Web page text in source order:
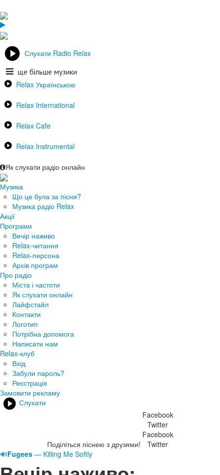
Слухати Radio Relax
ще більше музики
Relax Українською
Relax International
Relax Cafe
Relax Instrumental
Як слухати радіо онлайн
Музика
Що це була за пісня?
Музика радіо Relax
Акції
Програми
Вечір наживо
Relax-читання
Relax-персона
Архів програм
Про радіо
Міста і частоти
Як слухати онлайн
Лайфстайл
Контакти
Логотип
Потрібна допомога
Написати нам
Relax-клуб
Вхід
Забули пароль?
Реєстрація
Замовити рекламу
Слухати
Поділіться піснею з друзями!
Facebook
Twitter
Facebook
Twitter
🔊Fugees — Killing Me Softly